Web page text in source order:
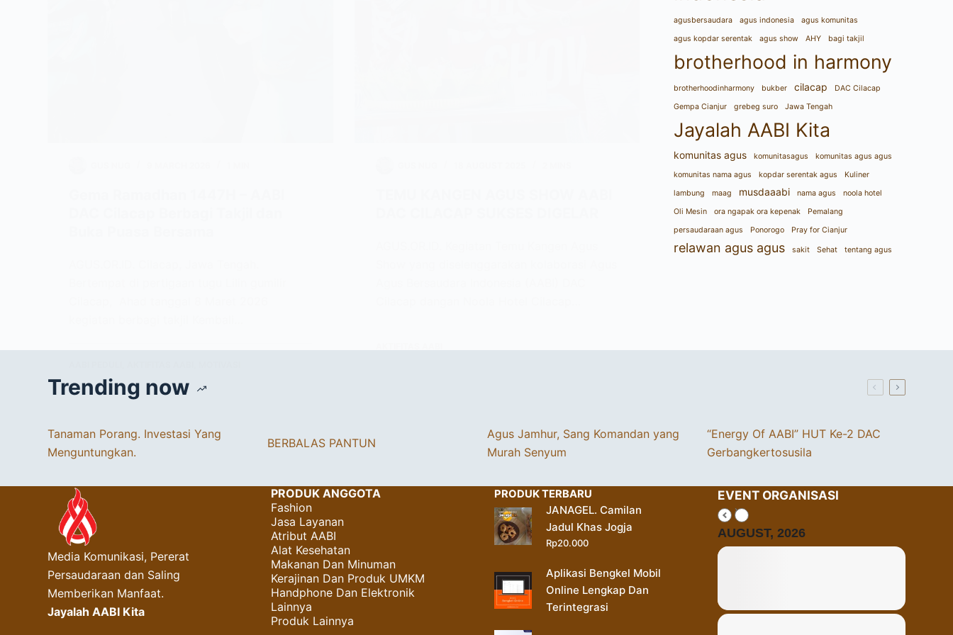
agusbersaudara agus indonesia
agus komunitas
agus kopdar serentak
agus show AHY bagi takjil
brotherhood in harmony
brotherhoodinharmony bukber cilacap
DAC Cilacap
Gempa Cianjur
grebeg suro Jawa Tengah
Jayalah AABI Kita
komunitas agus komunitasagus
komunitas agus agus
komunitas nama agus
kopdar serentak agus
Kuliner
lambung
maag musdaaabi nama agus
noola hotel
Oli Mesin
ora ngapak ora kepenak
Pemalang
persaudaraan agus
Ponorogo Pray for Cianjur
relawan agus agus sakit Sehat tentang agus
Trending now
Tanaman Porang. Investasi Yang
Menguntungkan.
BERBALAS PANTUN
Agus Jamhur, Sang Komandan yang
Murah Senyum
“Energy Of AABI” HUT Ke-2 DAC
Gerbangkertosusila
Media Komunikasi, Pererat
Persaudaraan dan Saling
Memberikan Manfaat.
Jayalah AABI Kita
PRODUK ANGGOTA
Fashion
Jasa Layanan
Atribut AABI
Alat Kesehatan
Makanan Dan Minuman
Kerajinan Dan Produk UMKM
Handphone Dan Elektronik
Lainnya
Produk Lainnya
PRODUK TERBARU
JANAGEL. Camilan
Jadul Khas Jogja
Rp20.000
Aplikasi Bengkel Mobil
Online Lengkap Dan
Terintegrasi
EVENT ORGANISASI
AUGUST, 2026